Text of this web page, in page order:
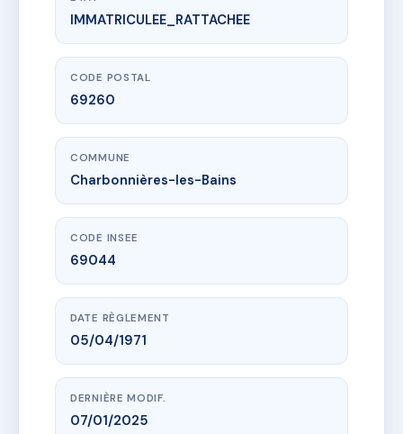
www.vme.plus/AA0010652
Le Vieux Logis
35 che louise beckensteiner
69260 Charbonnières-les-Bains
IMMATRICULEE_RATTACHEE
CODE POSTAL
69260
COMMUNE
Charbonnières-les-Bains
CODE INSEE
69044
DATE RÈGLEMENT
05/04/1971
DERNIÈRE MODIF.
07/01/2025